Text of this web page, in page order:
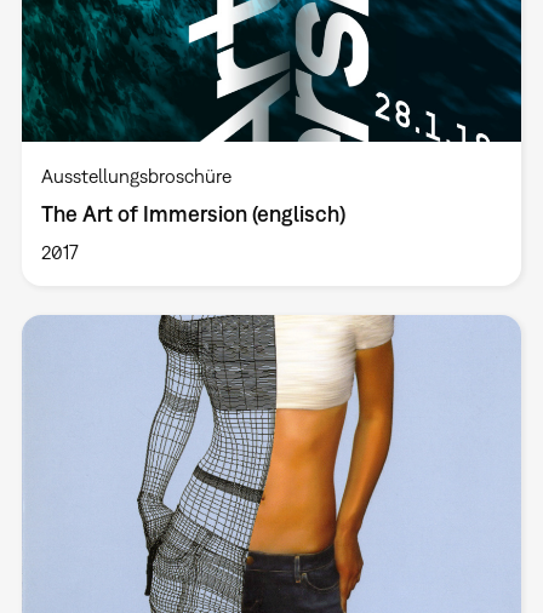
Ausstellungsbroschüre
The Art of Immersion (englisch)
2017